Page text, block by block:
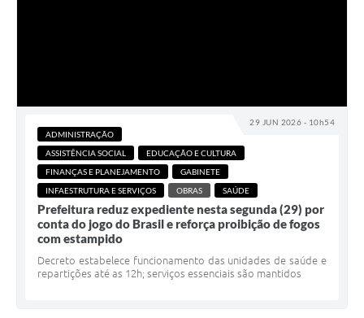
Agenda
Contato
29 JUN 2026 - 10h54
ADMINISTRAÇÃO
ASSISTÊNCIA SOCIAL
EDUCAÇÃO E CULTURA
FINANÇAS E PLANEJAMENTO
GABINETE
INFAESTRUTURA E SERVIÇOS
OBRAS SAÚDE
Prefeitura reduz expediente nesta segunda (29) por
conta do jogo do Brasil e reforça proibição de fogos
com estampido
Decreto estabelece funcionamento das unidades de saúde e
repartições até as 12h; serviços essenciais são mantidos